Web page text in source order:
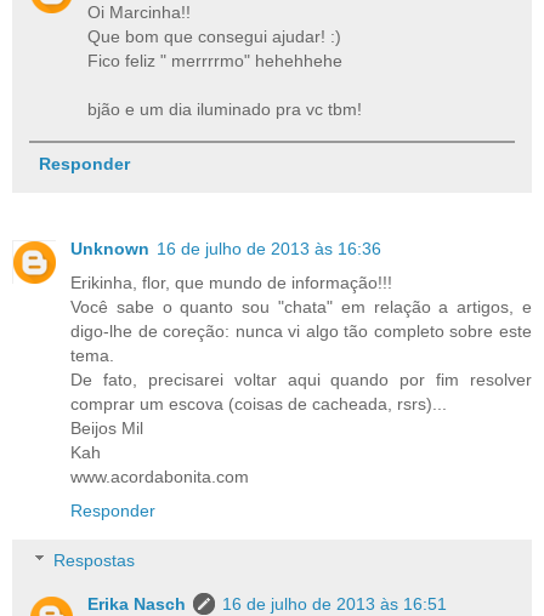
Oi Marcinha!!
Que bom que consegui ajudar! :)
Fico feliz " merrrrmo" hehehhehe
bjão e um dia iluminado pra vc tbm!
Responder
Unknown 16 de julho de 2013 às 16:36
Erikinha, flor, que mundo de informação!!!
Você sabe o quanto sou "chata" em relação a artigos, e
digo-lhe de coreção: nunca vi algo tão completo sobre este
tema.
De fato, precisarei voltar aqui quando por fim resolver
comprar um escova (coisas de cacheada, rsrs)...
Beijos Mil
Kah
www.acordabonita.com
Responder
Respostas
Erika Nasch
16 de julho de 2013 às 16:51